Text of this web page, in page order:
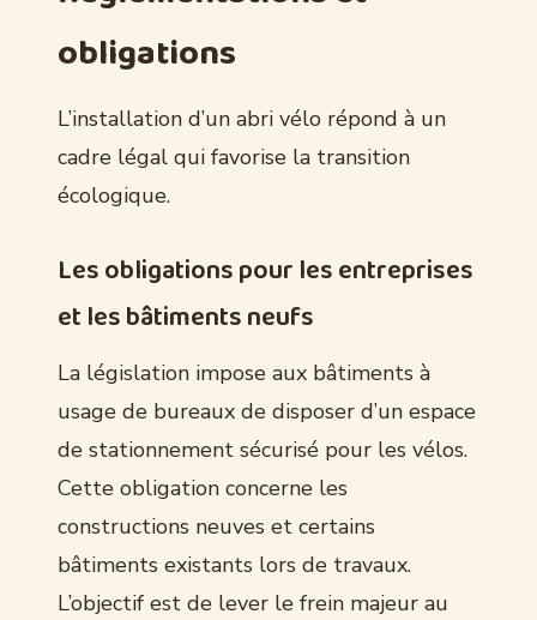
obligations
L’installation d’un abri vélo répond à un
cadre légal qui favorise la transition
écologique.
Les obligations pour les entreprises
et les bâtiments neufs
La législation impose aux bâtiments à
usage de bureaux de disposer d’un espace
de stationnement sécurisé pour les vélos.
Cette obligation concerne les
constructions neuves et certains
bâtiments existants lors de travaux.
L’objectif est de lever le frein majeur au